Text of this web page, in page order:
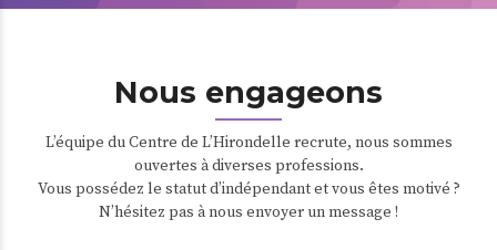
Nous engageons
L’équipe du Centre de L’Hirondelle recrute, nous sommes
ouvertes à diverses professions.
Vous possédez le statut d’indépendant et vous êtes motivé ?
N’hésitez pas à nous envoyer un message !